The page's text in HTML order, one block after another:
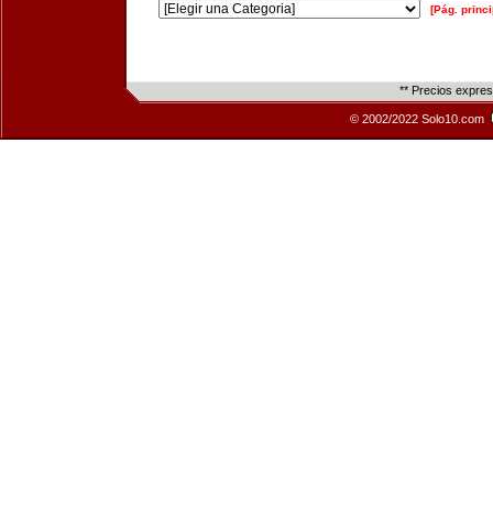
[Pág.
** Precios
© 2002/2022 Solo10.com